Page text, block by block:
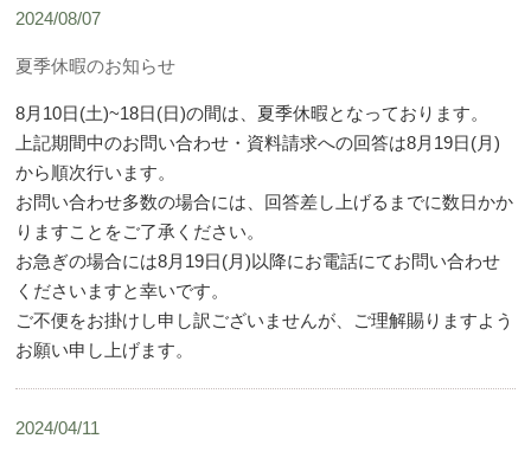
2024/08/07
夏季休暇のお知らせ
8月10日(土)~18日(日)の間は、夏季休暇となっております。
上記期間中のお問い合わせ・資料請求への回答は8月19日(月)
から順次行います。
お問い合わせ多数の場合には、回答差し上げるまでに数日かか
りますことをご了承ください。
お急ぎの場合には8月19日(月)以降にお電話にてお問い合わせ
くださいますと幸いです。
ご不便をお掛けし申し訳ございませんが、ご理解賜りますよう
お願い申し上げます。
2024/04/11